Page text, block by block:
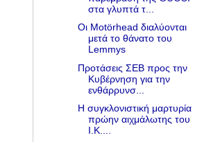
στα γλυπτά τ...
Οι Motörhead διαλύονται
μετά το θάνατο του
Lemmys
Προτάσεις ΣΕΒ προς την
Κυβέρνηση για την
ενθάρρυνσ...
Η συγκλονιστική μαρτυρία
πρώην αιχμάλωτης του
Ι.Κ....